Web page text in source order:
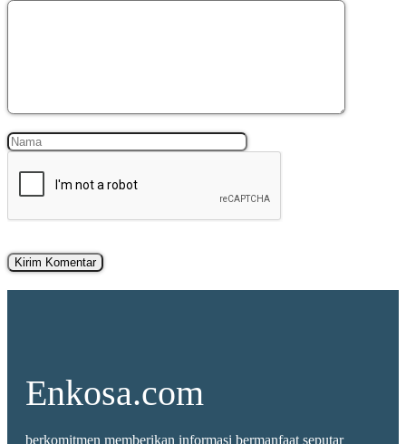
Komentar
Nama Surel
Enkosa.com
berkomitmen memberikan informasi bermanfaat seputar